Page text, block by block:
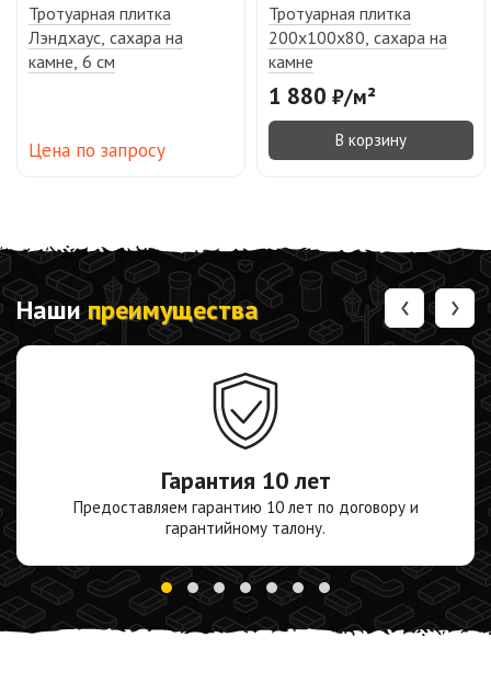
Тротуарная плитка
Лэндхаус, сахара на
камне, 6 см
Цена по запросу
Тротуарная плитка
200х100х80, сахара на
камне
1 880 ₽/м²
В корзину
Нашипреимущества
Гарантия 10 лет
Предоставляем гарантию 10 лет по договору и
гарантийному талону.
‹ ›